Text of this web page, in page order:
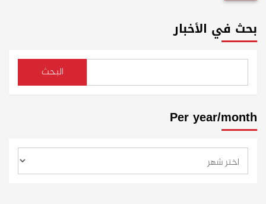
بحث في الأخبار
البحث
Per year/month